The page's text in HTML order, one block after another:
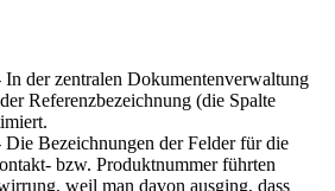
der zentralen Dokumentenverwaltung
Referenzbezeichnung (die Spalte
Bezeichnungen der Felder für die
bzw. Produktnummer führten
weil man davon ausging, dass